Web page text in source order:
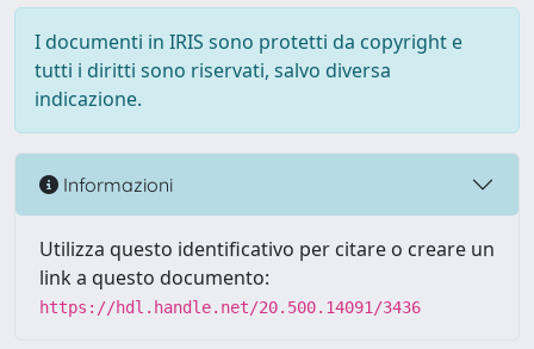
I documenti in IRIS sono protetti da copyright e
tutti i diritti sono riservati, salvo diversa
indicazione.
Informazioni
Utilizza questo identificativo per citare o creare un
link a questo documento:
https://hdl.handle.net/20.500.14091/3436